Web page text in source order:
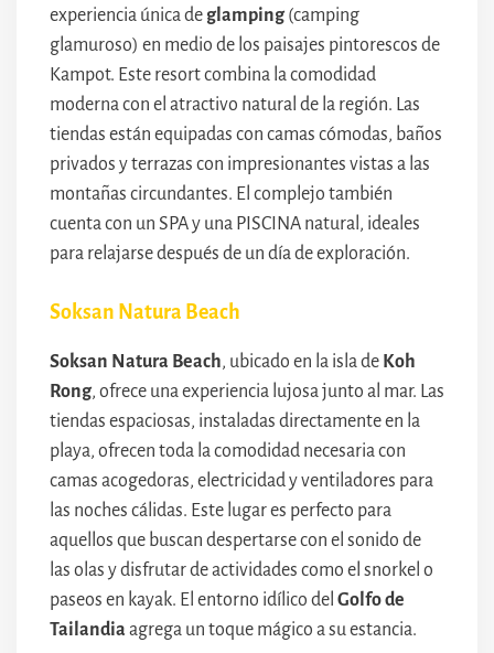
experiencia única de glamping(camping
glamuroso) en medio de los paisajes pintorescos de
Kampot. Este resort combina la comodidad
moderna con el atractivo natural de la región. Las
tiendas están equipadas con camas cómodas, baños
privados y terrazas con impresionantes vistas a las
montañas circundantes. El complejo también
cuenta con un SPA y una PISCINA natural, ideales
para relajarse después de un día de exploración.
Soksan Natura Beach
Soksan Natura Beach, ubicado en la isla de Koh
Rong, ofrece una experiencia lujosa junto al mar. Las
tiendas espaciosas, instaladas directamente en la
playa, ofrecen toda la comodidad necesaria con
camas acogedoras, electricidad y ventiladores para
las noches cálidas. Este lugar es perfecto para
aquellos que buscan despertarse con el sonido de
las olas y disfrutar de actividades como el snorkel o
paseos en kayak. El entorno idílico del Golfo de
Tailandia agrega un toque mágico a su estancia.